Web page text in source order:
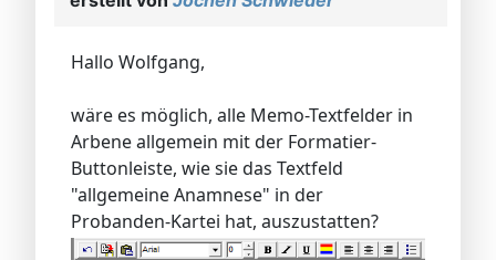
Hallo Wolfgang,
wäre es möglich, alle Memo-Textfelder in
Arbene allgemein mit der Formatier-
Buttonleiste, wie sie das Textfeld
"allgemeine Anamnese" in der
Probanden-Kartei hat, auszustatten?